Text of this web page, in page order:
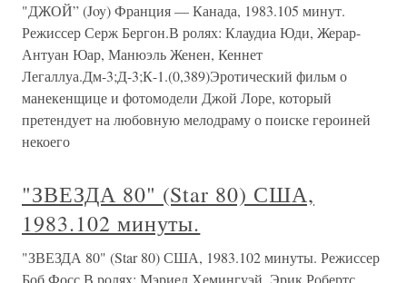
"ДЖОЙ” (Joy) Франция — Канада, 1983.105 минут.
Режиссер Серж Бергон.В ролях: Клаудиа Юди, Жерар-
Антуан Юар, Манюэль Женен, Кеннет
Легаллуа.Дм-3;Д-3;К-1.(0,389)Эротический фильм о
манекенщице и фотомодели Джой Лоре, который
претендует на любовную мелодраму о поиске героиней
некоего
"ЗВЕЗДА 80" (Star 80) США,
1983.102 минуты.
"ЗВЕЗДА 80" (Star 80) США, 1983.102 минуты. Режиссер
Боб Фосс.В ролях: Мэриел Хемингуэй, Эрик Робертс,